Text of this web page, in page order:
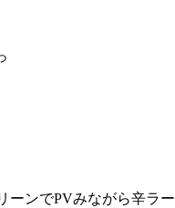
ーンでPVみながら辛ラー